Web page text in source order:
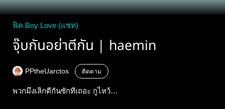
ฟิค Boy Love (แชท)
จุ๊บกันอย่าตีกัน | haemin
PPtheUarctos ติดตาม
พวกมึงเลิกตีกันซักทีเถอะ กูไหว้…